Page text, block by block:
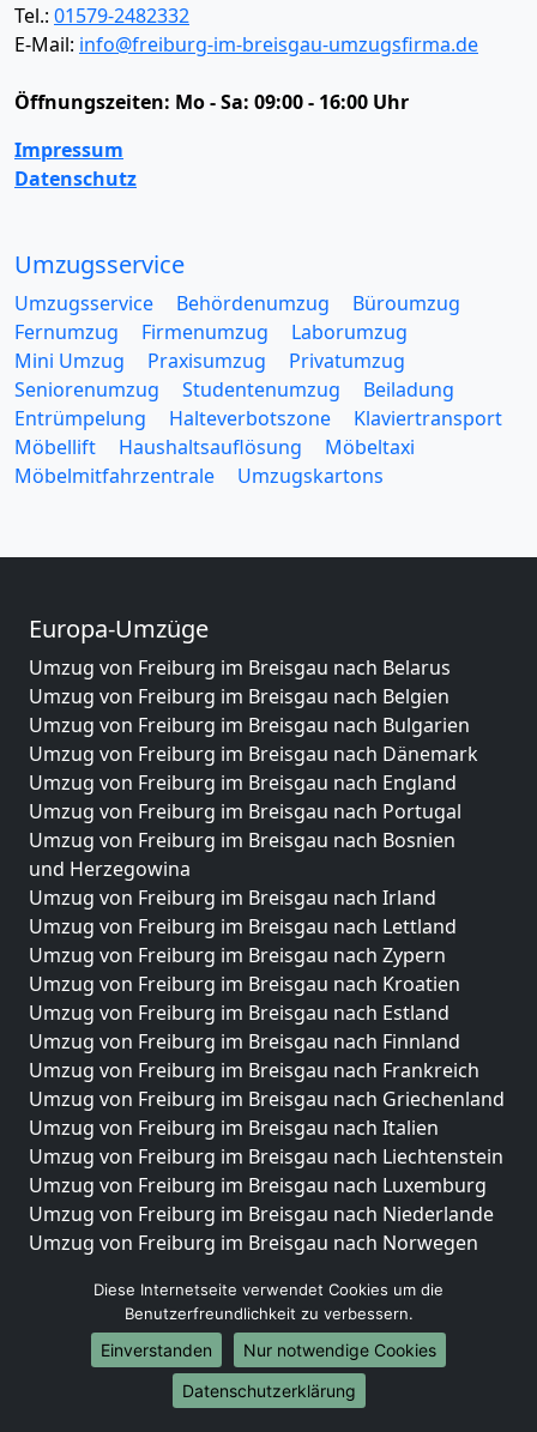
Tel.: 01579-2482332
E-Mail: info@freiburg-im-breisgau-umzugsfirma.de
Öffnungszeiten: Mo - Sa: 09:00 - 16:00 Uhr
Impressum
Datenschutz
Umzugsservice
Umzugsservice Behördenumzug
Büroumzug
Fernumzug
Firmenumzug
Laborumzug
Mini Umzug
Praxisumzug
Privatumzug
Seniorenumzug
Studentenumzug
Beiladung
Entrümpelung
Halteverbotszone
Klaviertransport
Möbellift
Haushaltsauflösung
Möbeltaxi
Möbelmitfahrzentrale
Umzugskartons
Europa-Umzüge
Umzug von Freiburg im Breisgau nach Belarus
Umzug von Freiburg im Breisgau nach Belgien
Umzug von Freiburg im Breisgau nach Bulgarien
Umzug von Freiburg im Breisgau nach Dänemark
Umzug von Freiburg im Breisgau nach England
Umzug von Freiburg im Breisgau nach Portugal
Umzug von Freiburg im Breisgau nach Bosnien
und Herzegowina
Umzug von Freiburg im Breisgau nach Irland
Umzug von Freiburg im Breisgau nach Lettland
Umzug von Freiburg im Breisgau nach Zypern
Umzug von Freiburg im Breisgau nach Kroatien
Umzug von Freiburg im Breisgau nach Estland
Umzug von Freiburg im Breisgau nach Finnland
Umzug von Freiburg im Breisgau nach Frankreich
Umzug von Freiburg im Breisgau nach Griechenland
Umzug von Freiburg im Breisgau nach Italien
Umzug von Freiburg im Breisgau nach Liechtenstein
Umzug von Freiburg im Breisgau nach Luxemburg
Umzug von Freiburg im Breisgau nach Niederlande
Umzug von Freiburg im Breisgau nach Norwegen
Umzüge-Deutschlandweit
Umzug von Freiburg im Breisgau nach Berlin
Umzug von Freiburg im Breisgau nach Hamburg
Umzug von Freiburg im Breisgau nach München
Umzug von Freiburg im Breisgau nach Köln
Diese Internetseite verwendet Cookies um die
Benutzerfreundlichkeit zu verbessern.
Einverstanden
Nur notwendige Cookies
Datenschutzerklärung